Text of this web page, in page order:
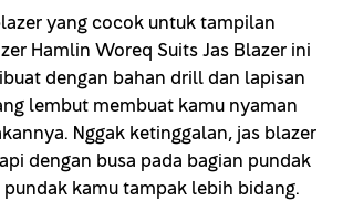
yang cocok untuk tampilan
Hamlin Woreq Suits Jas Blazer ini
dengan bahan drill dan lapisan
lembut membuat kamu nyaman
Nggak ketinggalan, jas blazer
dengan busa pada bagian pundak
kamu tampak lebih bidang.